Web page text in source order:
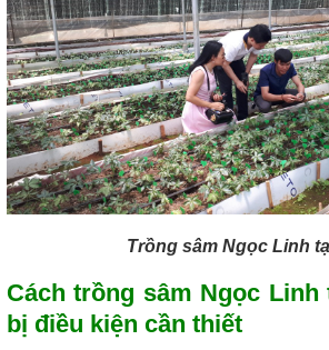
Trồng sâm Ngọc Linh
Cách trồng sâm Ngọc Linh
bị điều kiện cần thiết